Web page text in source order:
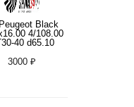
Black
4/108.00
40 d65.10
3000 ₽